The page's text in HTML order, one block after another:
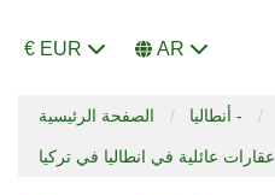
€ EUR AR
الصفحة الرئيسية أنطاليا -
عقارات عائلية في انطاليا في تركيا